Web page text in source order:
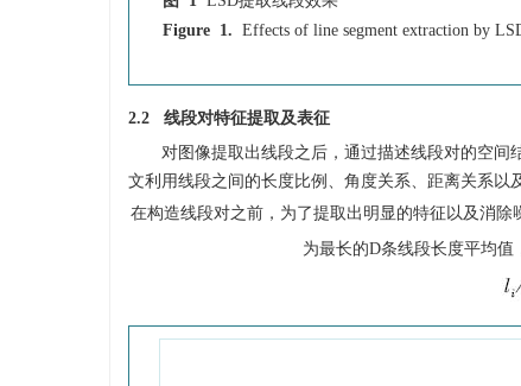
Figure 1. Effects of line segment extraction by
2.2 线段对特征提取及表征
对图像提取出线段之后，通过描述线段对的空
文利用线段之间的长度比例、角度关系、距离关系以
在构造线段对之前，为了提取出明显的特征以及消
为最长的D条线段长度平均值